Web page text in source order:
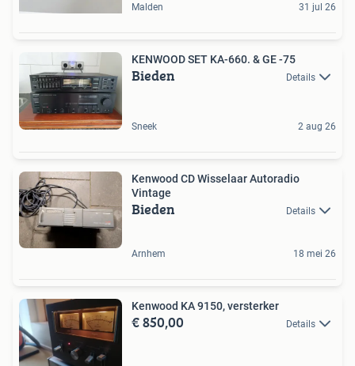
Malden 31 jul 26
KENWOOD SET KA-660. & GE -75
Bieden Details
Sneek 2 aug 26
Kenwood CD Wisselaar Autoradio
Vintage
Bieden Details
Arnhem 18 mei 26
Kenwood KA 9150, versterker
€ 850,00 Details